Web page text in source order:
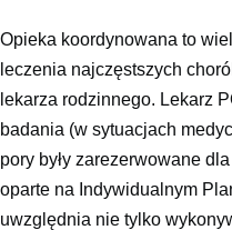
Opieka koordynowana to
leczenia najczęstszych
lekarza rodzinnego. Lekarz
badania (w sytuacjach
pory były zarezerwowane
oparte na Indywidualnym
uwzględnia nie tylko